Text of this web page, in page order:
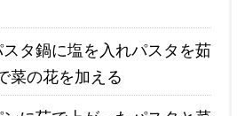
タ鍋に塩を入れパスタを茹
菜の花を加える